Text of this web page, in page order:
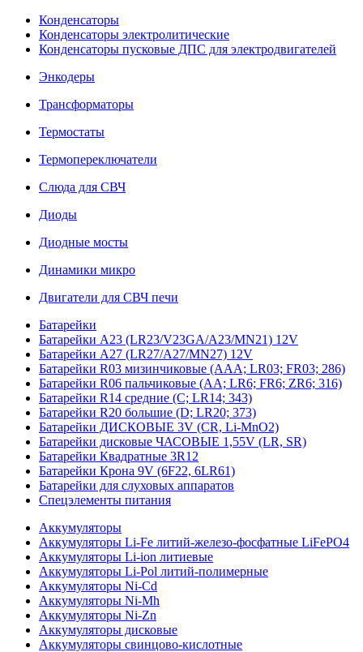
Конденсаторы
Конденсаторы электролитические
Конденсаторы пусковые ДПС для электродвигателей
Энкодеры
Трансформаторы
Термостаты
Термопереключатели
Слюда для СВЧ
Диоды
Диодные мосты
Динамики микро
Двигатели для СВЧ печи
Батарейки
Батарейки A23 (LR23/V23GA/A23/MN21) 12V
Батарейки A27 (LR27/A27/MN27) 12V
Батарейки R03 мизинчиковые (AAA; LR03; FR03; 286)
Батарейки R06 пальчиковые (AA; LR6; FR6; ZR6; 316)
Батарейки R14 средние (C; LR14; 343)
Батарейки R20 большие (D; LR20; 373)
Батарейки ДИСКОВЫЕ 3V (CR, Li-MnO2)
Батарейки дисковые ЧАСОВЫЕ 1,55V (LR, SR)
Батарейки Квадратные 3R12
Батарейки Крона 9V (6F22, 6LR61)
Батарейки для слуховых аппаратов
Спецэлементы питания
Аккумуляторы
Аккумуляторы Li-Fe литий-железо-фосфатные LiFePO4
Аккумуляторы Li-ion литиевые
Аккумуляторы Li-Pol литий-полимерные
Аккумуляторы Ni-Cd
Аккумуляторы Ni-Mh
Аккумуляторы Ni-Zn
Аккумуляторы дисковые
Аккумуляторы свинцово-кислотные